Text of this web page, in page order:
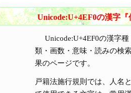
Unicode:U+4EF0の漢字『
Unicode:U+4EF0の漢字種
類・画数・意味・読みの検
果のページです。
戸籍法施行規則では、人名